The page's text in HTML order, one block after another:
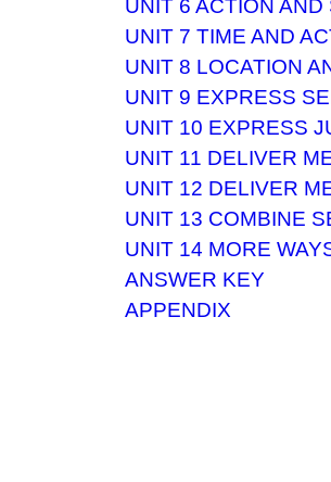
UNIT 6 ACTION AND
UNIT 7 TIME AND
UNIT 8 LOCATION
UNIT 9 EXPRESS
UNIT 10 EXPRESS
UNIT 11 DELIVER
UNIT 12 DELIVER
UNIT 13 COMBINE
UNIT 14 MORE
ANSWER KEY
APPENDIX